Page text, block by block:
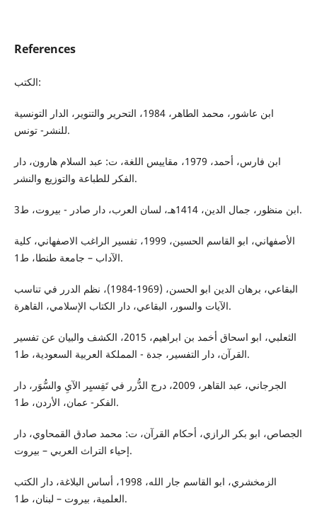
References
الكتب:
ابن عاشور، محمد الطاهر، 1984، التحرير والتنوير، الدار التونسية
للنشر- تونس.
ابن فارس، أحمد، 1979، مقاييس اللغة، ت: عبد السلام هارون، دار
الفكر للطباعة والتوزيع والنشر.
ابن منظور، جمال الدين، 1414هـ، لسان العرب، دار صادر - بيروت، ط3.
الأصفهاني، ابو القاسم الحسين، 1999، تفسير الراغب الاصفهاني، كلية
الآداب – جامعة طنطا، ط1.
البقاعي، برهان الدين ابو الحسن، (1969-1984)، نظم الدرر في تناسب
الآيات والسور، البقاعي، دار الكتاب الإسلامي، القاهرة.
الثعلبي، ابو اسحاق أخمد بن ابراهيم، 2015، الكشف والبيان عن تفسير
القرآن، دار التفسير، جدة - المملكة العربية السعودية، ط1.
الجرجاني، عبد القاهر، 2009، درج الدُّرر في تَفِسيِر الآيِ والسُّوَر، دار
الفکر- عمان، الأردن، ط1.
الجصاص، ابو بكر الرازي، أحكام القرآن، ت: محمد صادق القمحاوي، دار
إحياء التراث العربي – بيروت.
الزمخشري، ابو القاسم جار الله، 1998، أساس البلاغة، دار الكتب
العلمية، بيروت – لبنان، ط1.